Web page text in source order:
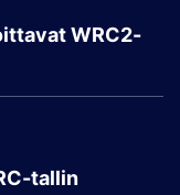
WRC2-
tallin